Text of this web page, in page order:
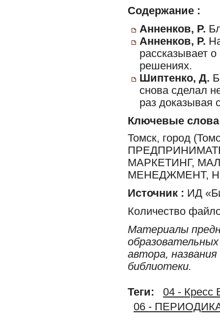
Содержание :
Анненков, Р.
Анненков, Р.
рассказывает
решениях.
Шиптенко, Д.
снова сделал
раз доказывая
Ключевые слова
Томск, город
МАРКЕТИНГ,
МЕНЕДЖМЕНТ,
Источник : ИД
Количество
Материалы
автора,
библиотеки.
Теги:
04 - Кресс
06 -